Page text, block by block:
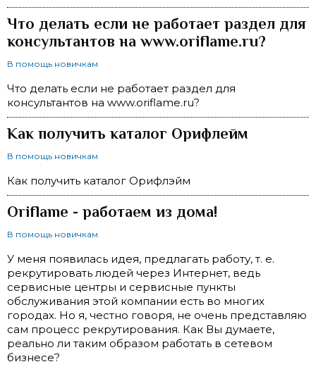
Что делать если не работает раздел для
консультантов на www.oriflame.ru?
В помощь новичкам
Что делать если не работает раздел для
консультантов на www.oriflame.ru?
Как получить каталог Орифлейм
В помощь новичкам
Как получить каталог Орифлэйм
Oriflame - работаем из дома!
В помощь новичкам
У меня появилась идея, предлагать работу, т. е.
рекрутировать людей через Интернет, ведь
сервисные центры и сервисные пункты
обслуживания этой компании есть во многих
городах. Но я, честно говоря, не очень представляю
сам процесс рекрутирования. Как Вы думаете,
реально ли таким образом работать в сетевом
бизнесе?